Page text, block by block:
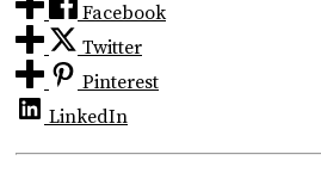
Facebook
Twitter
Pinterest
LinkedIn